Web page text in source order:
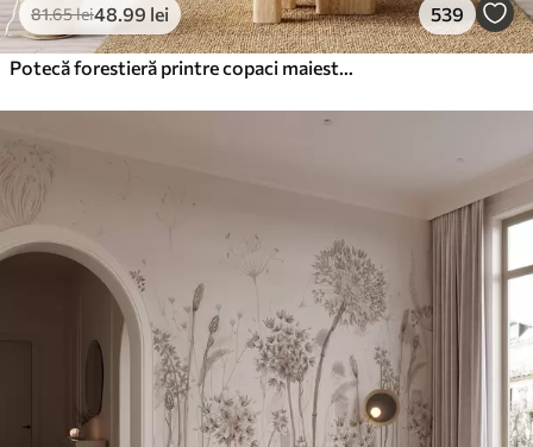
81.65lei48 .99 lei 539